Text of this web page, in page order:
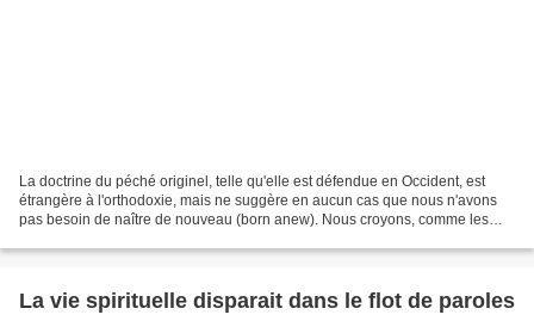
La doctrine du péché originel, telle qu'elle est défendue en Occident, est
étrangère à l'orthodoxie, mais ne suggère en aucun cas que nous n'avons
pas besoin de naître de nouveau (born anew). Nous croyons, comme les
La vie spirituelle disparait dans le flot de paroles